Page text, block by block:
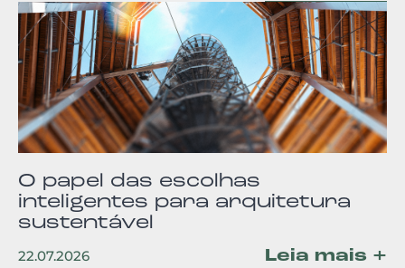
O papel das escolhas
inteligentes para arquitetura
sustentável
22.07.2026 Leia mais +